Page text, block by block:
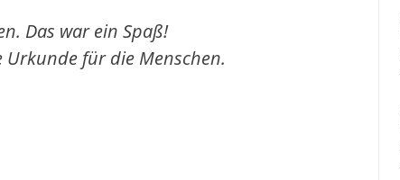
Das war ein Spaß!
Urkunde für die Menschen.